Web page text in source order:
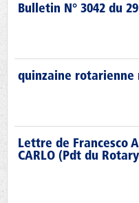
Bulletin N° 3042 du
quinzaine rotarienne
Lettre de Francesco
CARLO (Pdt du